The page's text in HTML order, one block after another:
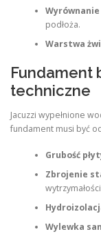
podłoża.
Warstwa
Fundament
techniczne
Jacuzzi wypełnione
fundament musi być
Grubość
Zbrojenie
Wylewka